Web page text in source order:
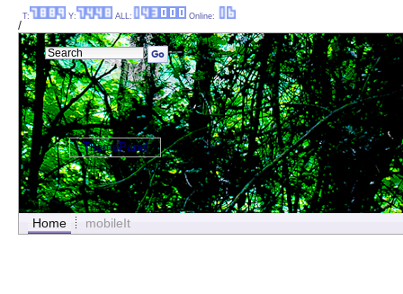
/
Home mobileIt
T: Y: ALL: Online:
ThemePanel